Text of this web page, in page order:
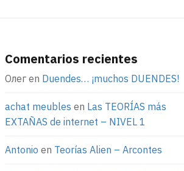
Comentarios recientes
Олег en Duendes… ¡muchos DUENDES!
achat meubles en Las TEORÍAS más
EXTAÑAS de internet – NIVEL 1
Antonio en Teorías Alien – Arcontes